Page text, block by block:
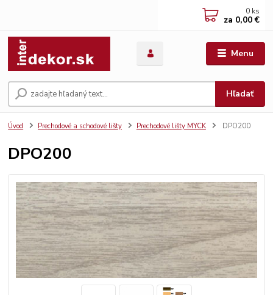
Menu
Hľadať
0 ks
za 0,00 €
Úvod Prechodové a schodové lišty Prechodové lišty MYCK DPO200
DPO200